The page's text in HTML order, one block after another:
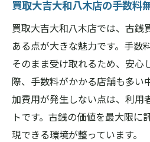
買取大吉大和八木店の手数料
買取大吉大和八木店では、古銭
ある点が大きな魅力です。手数
そのまま受け取れるため、安心
際、手数料がかかる店舗も多い
加費用が発生しない点は、利用
トです。古銭の価値を最大限に
現できる環境が整っています。